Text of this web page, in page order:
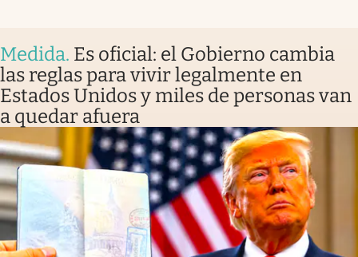
Medida. Es oficial: el Gobierno cambia
las reglas para vivir legalmente en
Estados Unidos y miles de personas van
a quedar afuera